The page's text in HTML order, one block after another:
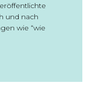
und nach
wie “wie